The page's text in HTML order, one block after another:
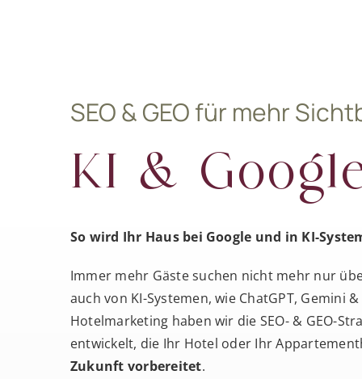
SEO & GEO für mehr
KI &
So wird Ihr Haus bei Google und in KI-
Immer mehr Gäste suchen nicht mehr nur
auch von KI-Systemen, wie ChatGPT, Gemini
Hotelmarketing haben wir die SEO- & GEO-
entwickelt, die Ihr Hotel oder Ihr
Zukunft vorbereitet.